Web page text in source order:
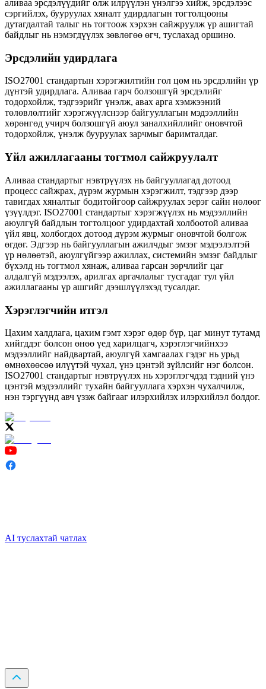
аливаа эрсдэлүүдийг олж илрүүлэн үнэлгээ хийж, эрсдэлээс
сэргийлэх, бууруулах хяналт удирдлагын тогтолцооны
дутагдалтай талыг нь тогтоож хэрхэн сайжруулж үр ашигтай
байдлыг нь нэмэгдүүлэх зөвлөгөө өгч, туслахад оршино.
Эрсдэлийн удирдлага
ISO27001 стандартын хэрэгжилтийн гол цөм нь эрсдэлийн үр
дүнтэй удирдлага. Аливаа гарч болзошгүй эрсдэлийг
тодорхойлж, тэдгээрийг үнэлж, авах арга хэмжээний
төлөвлөлтийг хэрэгжүүлснээр байгууллагын мэдээллийн
хөрөнгөд учирч болзошгүй аюул заналхийллийг оновчтой
тодорхойлж, үнэлж бууруулах зарчмыг баримталдаг.
Үйл ажиллагааны тогтмол сайжруулалт
Аливаа стандартыг нэвтрүүлэх нь байгууллагад дотоод
процесс сайжрах, дүрэм журмын хэрэгжилт, тэдгээр дээр
тавигдах хяналтыг бодитойгоор сайжруулах эерэг сайн нөлөөг
үзүүлдэг. ISO27001 стандартыг хэрэгжүүлэх нь мэдээллийн
аюулгүй байдлын тогтолцоог удирдахтай холбоотой аливаа
үйл явц, холбогдох дотоод дүрэм журмыг оновчтой болгож
өгдөг. Эдгээр нь байгууллагын ажилчдыг эмзэг мэдээлэлтэй
үр нөлөөтэй, аюулгүйгээр ажиллах, системийн эмзэг байдлыг
бүхэлд нь тогтмол хянаж, аливаа гарсан зөрчлийг цаг
алдалгүй мэдээлэх, арилгах аргачлалыг тусгадаг тул үйл
ажиллагааны үр ашгийг дээшлүүлэхэд тусалдаг.
Хэрэглэгчийн итгэл
Цахим халдлага, цахим гэмт хэрэг өдөр бүр, цаг минут тутамд
хийгддэг болсон өнөө үед харилцагч, хэрэглэгчийнхээ
мэдээллийг найдвартай, аюулгүй хамгаалах гэдэг нь урьд
өмнөхөөсөө илүүтэй чухал, үнэ цэнтэй зүйлсийг нэг болсон.
ISO27001 стандартыг нэвтрүүлэх нь хэрэглэгчдэд тэдний үнэ
цэнтэй мэдээллийг тухайн байгууллага хэрхэн чухалчилж,
нэн тэргүүнд авч үзэж байгааг илэрхийлэх илэрхийлэл болдог.
AI туслахтай чатлах